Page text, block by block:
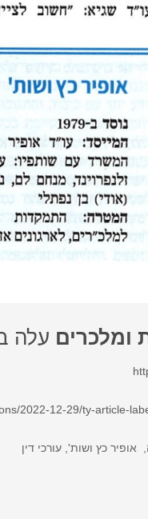
ומלכרים עלה
2022-12-29/ty-article-
אופיר כץ ושות', עורכי דין